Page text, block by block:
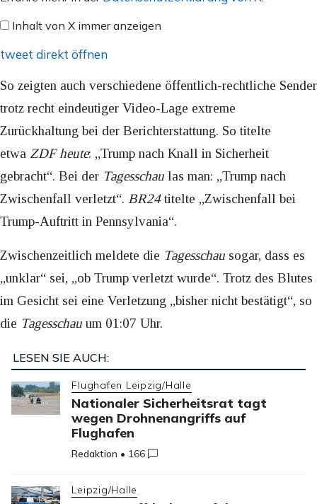
anzeigen
Inhalt von X immer anzeigen
tweet direkt öffnen
So zeigten auch verschiedene öffentlich-rechtliche Sender
trotz recht eindeutiger Video-Lage extreme
Zurückhaltung bei der Berichterstattung. So titelte
etwa ZDF heute: „Trump nach Knall in Sicherheit
gebracht“. Bei der Tagesschaulas man: „Trump nach
Zwischenfall verletzt“. BR24titelte „Zwischenfall bei
Trump-Auftritt in Pennsylvania“.
Zwischenzeitlich meldete die Tagesschausogar, dass es
„unklar“ sei, „ob Trump verletzt wurde“. Trotz des Blutes
im Gesicht sei eine Verletzung „bisher nicht bestätigt“, so
die Tagesschauum 01:07 Uhr.
LESEN SIE AUCH:
Flughafen Leipzig/Halle
Nationaler Sicherheitsrat tagt
wegen Drohnenangriffs auf
Flughafen
Redaktion • 166
Leipzig/Halle